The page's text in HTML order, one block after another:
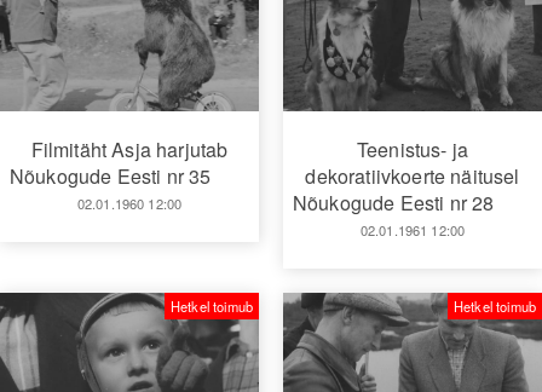
Filmitäht Asja harjutab
Nõukogude Eesti nr 35
02.01.1960 12:00
Teenistus- ja
dekoratiivkoerte näitusel
Nõukogude Eesti nr 28
02.01.1961 12:00
Hetkel toimub Hetkel toimub